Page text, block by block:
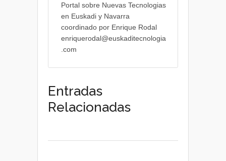
Portal sobre Nuevas Tecnologias
en Euskadi y Navarra
coordinado por Enrique Rodal
enriquerodal@euskaditecnologia
.com
Entradas
Relacionadas